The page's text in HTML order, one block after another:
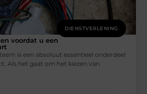
DIENSTVERLENING
voordat u een
is een absoluut essentieel onderdeel
Als het gaat om het kiezen van